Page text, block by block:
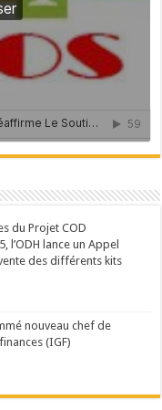
du Projet COD
l’ODH lance un Appel
des différents kits
nouveau chef de
(IGF)